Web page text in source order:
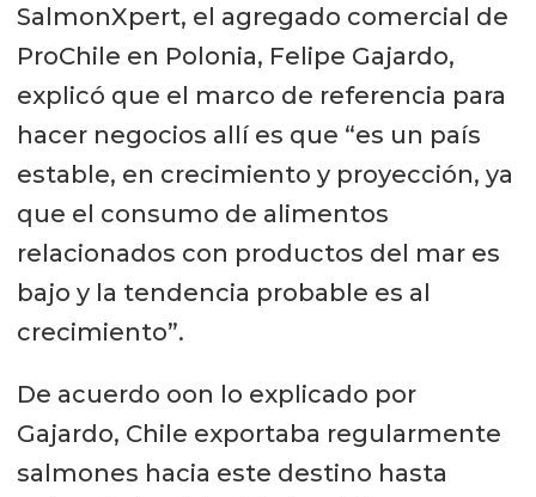
SalmonXpert, el agregado comercial de
ProChile en Polonia, Felipe Gajardo,
explicó que el marco de referencia para
hacer negocios allí es que “es un país
estable, en crecimiento y proyección, ya
que el consumo de alimentos
relacionados con productos del mar es
bajo y la tendencia probable es al
crecimiento”.
De acuerdo oon lo explicado por
Gajardo, Chile exportaba regularmente
salmones hacia este destino hasta